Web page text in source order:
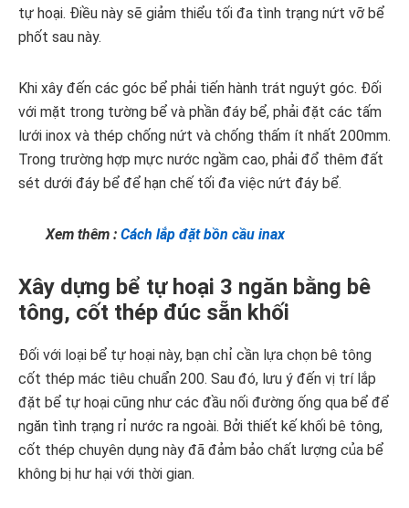
tự hoại. Điều này sẽ giảm thiểu tối đa tình trạng nứt vỡ bể
phốt sau này.
Khi xây đến các góc bể phải tiến hành trát nguýt góc. Đối
với mặt trong tường bể và phần đáy bể, phải đặt các tấm
lưới inox và thép chống nứt và chống thấm ít nhất 200mm.
Trong trường hợp mực nước ngầm cao, phải đổ thêm đất
sét dưới đáy bể để hạn chế tối đa việc nứt đáy bể.
Xem thêm : Cách lắp đặt bồn cầu inax
Xây dựng bể tự hoại 3 ngăn bằng bê
tông, cốt thép đúc sẵn khối
Đối với loại bể tự hoại này, bạn chỉ cần lựa chọn bê tông
cốt thép mác tiêu chuẩn 200. Sau đó, lưu ý đến vị trí lắp
đặt bể tự hoại cũng như các đầu nối đường ống qua bể để
ngăn tình trạng rỉ nước ra ngoài. Bởi thiết kế khối bê tông,
cốt thép chuyên dụng này đã đảm bảo chất lượng của bể
không bị hư hại với thời gian.